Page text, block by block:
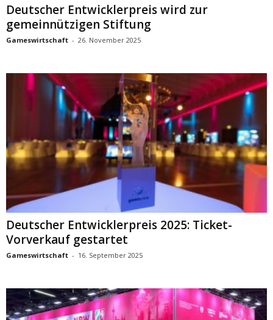
Deutscher Entwicklerpreis wird zur
gemeinnützigen Stiftung
Gameswirtschaft - 26. November 2025
Deutscher Entwicklerpreis 2025: Ticket-
Vorverkauf gestartet
Gameswirtschaft - 16. September 2025